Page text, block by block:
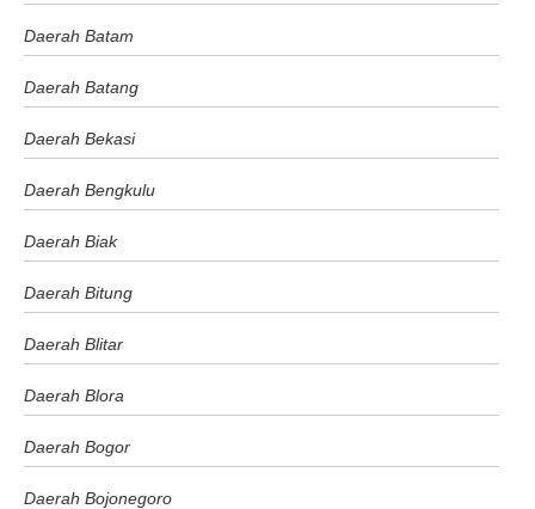
Daerah Batam
Daerah Batang
Daerah Bekasi
Daerah Bengkulu
Daerah Biak
Daerah Bitung
Daerah Blitar
Daerah Blora
Daerah Bogor
Daerah Bojonegoro